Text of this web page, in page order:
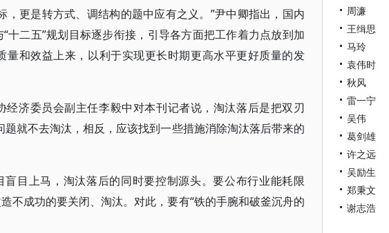
，更是转方式、调结构的题中应有之义。”尹中卿指出，国内
十二五”规划目标逐步衔接，引导各方面把工作着力点放到加
和效益上来，以利于实现更长时期更高水平更好质量的发
济委员会副主任李毅中对本刊记者说，淘汰落后是把双刃
就不去淘汰，相反，应该找到一些措施消除淘汰落后带来的
盲目上马，淘汰落后的同时要控制源头。要公布行业能耗限
不成功的要关闭、淘汰。对此，要有“铁的手腕和破釜沉舟的
周濂
王缉思
马玲
袁伟时
秋风
雷一宁
吴伟
葛剑雄
许之远
吴励生
郑秉文
谢志浩